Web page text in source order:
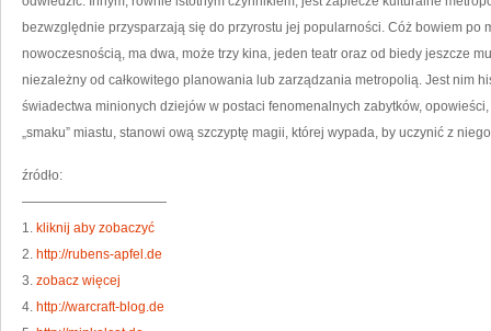
bezwzględnie przysparzają się do przyrostu jej popularności. Cóż bowiem po
nowoczesnością, ma dwa, może trzy kina, jeden teatr oraz od biedy jeszcze
niezależny od całkowitego planowania lub zarządzania metropolią. Jest nim
świadectwa minionych dziejów w postaci fenomenalnych zabytków,
„smaku” miastu, stanowi ową szczyptę magii, której wypada, by uczynić z
źródło:
———————————
1. kliknij aby zobaczyć
2. http://rubens-apfel.de
3. zobacz więcej
4. http://warcraft-blog.de